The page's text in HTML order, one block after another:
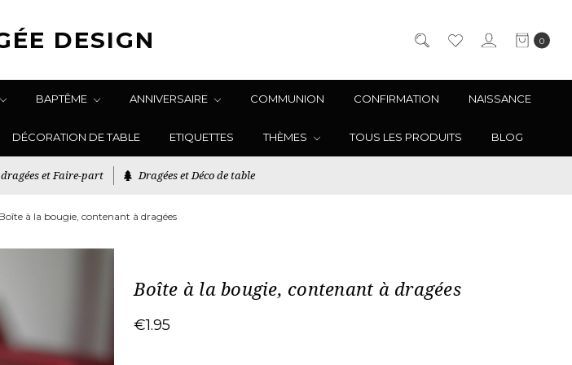
0
DESIGN
BAPTÊME ANNIVERSAIRE COMMUNION CONFIRMATION NAISSANCE
DÉCORATION DE TABLE ETIQUETTES THÈMES TOUS LES PRODUITS BLOG
et Faire-part Dragées et Déco de table
Boîte à la bougie, contenant à dragées
Boîte à la bougie, contenant à dragées
€1.95